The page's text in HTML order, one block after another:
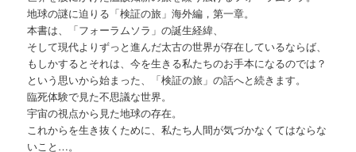
地球の謎に迫りる「検証の旅」海外編，第一章。
本書は、「フォーラムソラ」の誕生経緯、
そして現代よりずっと進んだ太古の世界が存在しているならば、
もしかするとそれは、今を生きる私たちのお手本になるのでは？
という思いから始まった、「検証の旅」の話へと続きます。
臨死体験で見た不思議な世界。
宇宙の視点から見た地球の存在。
これからを生き抜くために、私たち人間が気づかなくてはならな
いこと…。